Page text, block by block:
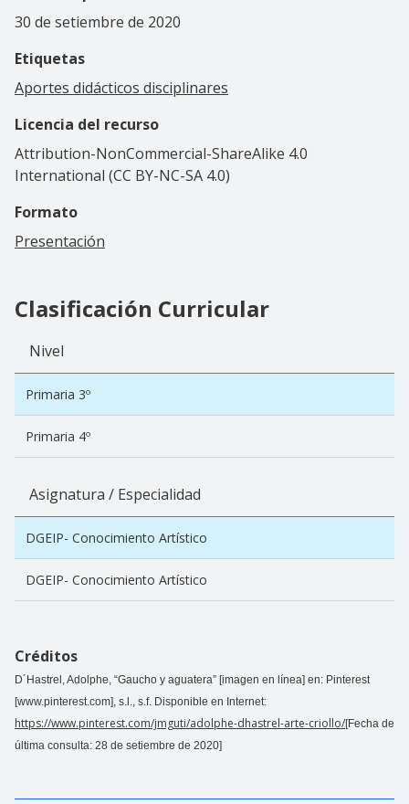
30 de setiembre de 2020
Etiquetas
Aportes didácticos disciplinares
Licencia del recurso
Attribution-NonCommercial-ShareAlike 4.0
International (CC BY-NC-SA 4.0)
Formato
Presentación
Clasificación Curricular
Nivel
Primaria 3º
Primaria 4º
Asignatura / Especialidad
DGEIP- Conocimiento Artístico
DGEIP- Conocimiento Artístico
Créditos
D´Hastrel, Adolphe, “Gaucho y aguatera” [imagen en línea] en: Pinterest
[www.pinterest .com], s.l., s.f. Disponible en Internet:
https://www.pinterest.com/jmguti/adolphe-dhastrel-arte-criollo/[Fecha de
última consulta: 28 de setiembre de 2020]